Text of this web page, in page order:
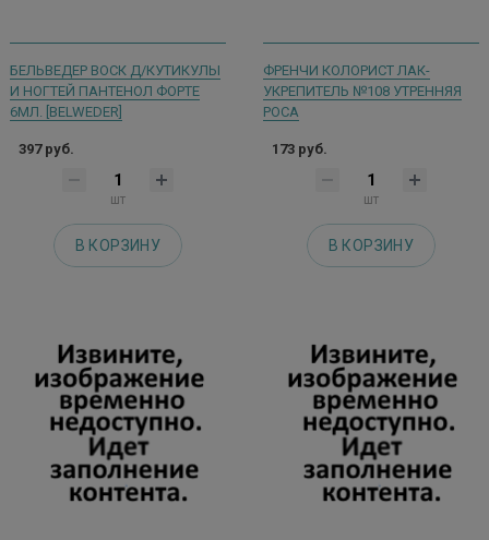
БЕЛЬВЕДЕР ВОСК Д/КУТИКУЛЫ
И НОГТЕЙ ПАНТЕНОЛ ФОРТЕ
6МЛ. [BELWEDER]
397 руб.
шт
В КОРЗИНУ
ФРЕНЧИ КОЛОРИСТ ЛАК-
УКРЕПИТЕЛЬ №108 УТРЕННЯЯ
РОСА
173 руб.
шт
В КОРЗИНУ